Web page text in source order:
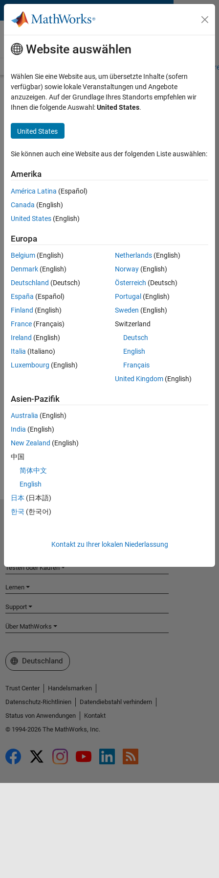
Weiter zum Inhalt
MATLAB and Simulink
Requirements
Product Requirements &
Platform Availability for
Wireless Network Toolbox
Product Requirements
Requires Signal Processing Toolbox
5G Toolbox, WLAN Toolbox, and Bluetooth
and simulation
Eligible for Use with MATLAB Compiler and
No
Eligible for Use with Parallel Computing
Toolbox and MATLAB Parallel Server
Introduced in R2026a
Select product
Website auswählen
Wählen Sie eine Website aus, um übersetzte Inhalte (sofern
verfügbar) sowie lokale Veranstaltungen und Angebote
anzuzeigen. Auf der Grundlage Ihres Standorts empfehlen wir
Ihnen die folgende Auswahl:United States.
United States
Sie können auch eine Website aus der folgenden Liste auswählen:
Amerika
América Latina (Español)
Canada (English)
United States (English)
Europa
Belgium (English)
Denmark (English)
Deutschland (Deutsch)
España (Español)
Finland (English)
France (Français)
Ireland (English)
Italia (Italiano)
Luxembourg (English)
Netherlands(English)
Norway(English)
Österreich (Deutsch)
Portugal (English)
Sweden (English)
Switzerland
Deutsch
English
Français
United Kingdom(English)
Asien-Pazifik
Australia (English)
India (English)
New Zealand (English)
中国
简体中文
English
日本 (日本語)
한국 (한국어)
Kontakt zu Ihrer lokalen Niederlassung
MathWorks
Testen oder Kaufen
Lernen
Support
Über MathWorks
Website auswählen
Deutschland
Trust Center
Handelsmarken
Datenschutz-Richtlinien
Datendiebstahl verhindern
Status von Anwendungen
Kontakt
© 1994-2026 The MathWorks, Inc.